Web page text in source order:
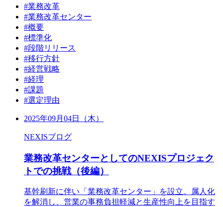
#業務改革
#業務改革センター
#概要
#標準化
#段階リリース
#移行方針
#経営戦略
#経理
#課題
#選定理由
2025年09月04日（木）
NEXISブログ
業務改革センターとしてのNEXISプロジェク
トでの挑戦（後編）
基幹刷新に伴い「業務改革センター」を設立。属人化
を解消し、営業の事務負担軽減と生産性向上を目指す